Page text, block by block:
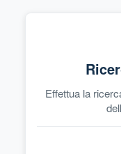
Effettua la